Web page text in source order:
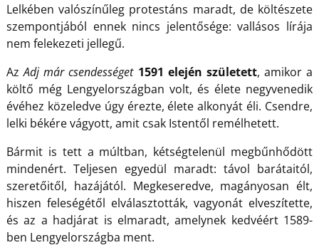
Lelkében valószínűleg protestáns maradt, de költészete
szempontjából ennek nincs jelentősége: vallásos lírája
nem felekezeti jellegű.
AzAdj már csendességet 1591 elején született, amikor a
költő még Lengyelországban volt, és élete negyvenedik
évéhez közeledve úgy érezte, élete alkonyát éli. Csendre,
lelki békére vágyott, amit csak Istentől remélhetett.
Bármit is tett a múltban, kétségtelenül megbűnhődött
mindenért. Teljesen egyedül maradt: távol barátaitól,
szeretőitől, hazájától. Megkeseredve, magányosan élt,
hiszen feleségétől elválasztották, vagyonát elveszítette,
és az a hadjárat is elmaradt, amelynek kedvéért 1589-
ben Lengyelországba ment.